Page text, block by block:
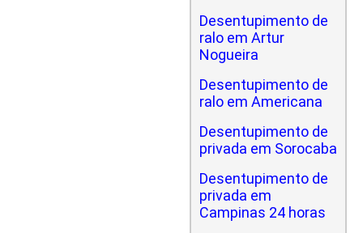
Desentupimento de
ralo em Artur
Nogueira
Desentupimento de
ralo em Americana
Desentupimento de
privada em Sorocaba
Desentupimento de
privada em
Campinas 24 horas